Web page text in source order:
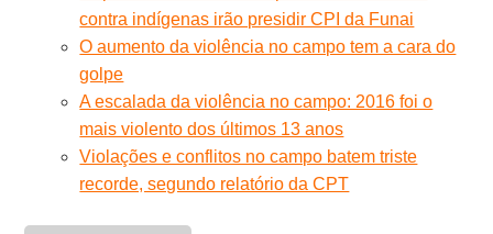
contra indígenas irão presidir CPI da Funai
O aumento da violência no campo tem a cara do
golpe
A escalada da violência no campo: 2016 foi o
mais violento dos últimos 13 anos
Violações e conflitos no campo batem triste
recorde, segundo relatório da CPT